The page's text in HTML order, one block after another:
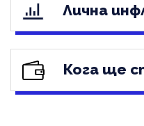
Лична
Кога ще